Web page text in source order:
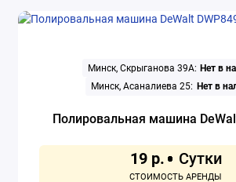
Осушители воздуха
Отбойные молотки
Сварочное оборудование
Минск, Скрыганова 39А: Нет в
Минск, Асаналиева 25: Нет в
Полировальная машина
19 р.